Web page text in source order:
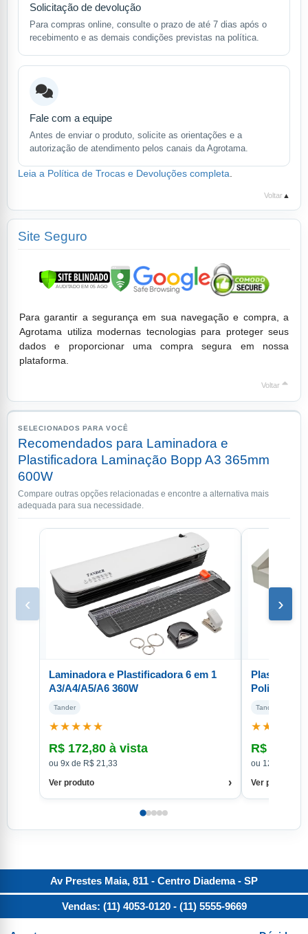
Solicitação de devolução
Para compras online, consulte o prazo de até 7 dias após o
recebimento e as demais condições previstas na política.
Fale com a equipe
Antes de enviar o produto, solicite as orientações e a
autorização de atendimento pelos canais da Agrotama.
Leia a Política de Trocas e Devoluções completa
Voltar ▲
Site Seguro
Para garantir a segurança em sua navegação e compra, a
Agrotama utiliza modernas tecnologias para proteger seus
dados e proporcionar uma compra segura em nossa
plataforma.
Voltar
SELECIONADOS PARA VOCÊ
Recomendados para Laminadora e
Plastificadora Laminação Bopp A3 365mm
600W
Compare outras opções relacionadas e encontre a alternativa mais
adequada para sua necessidade.
‹
Laminadora e Plastificadora 6 em 1
A3/A4/A5/A6 360W
Tander
★★★★★
R$ 172,80 à vista
ou 9x de R$ 21,33
Ver produto
›
Tander
★★★★★
R$
ou 12x de R$
Ver produto
›
Av Prestes Maia, 811 - Centro Diadema- SP
Vendas: (11) 4053-0120 - (11) 5555-9669